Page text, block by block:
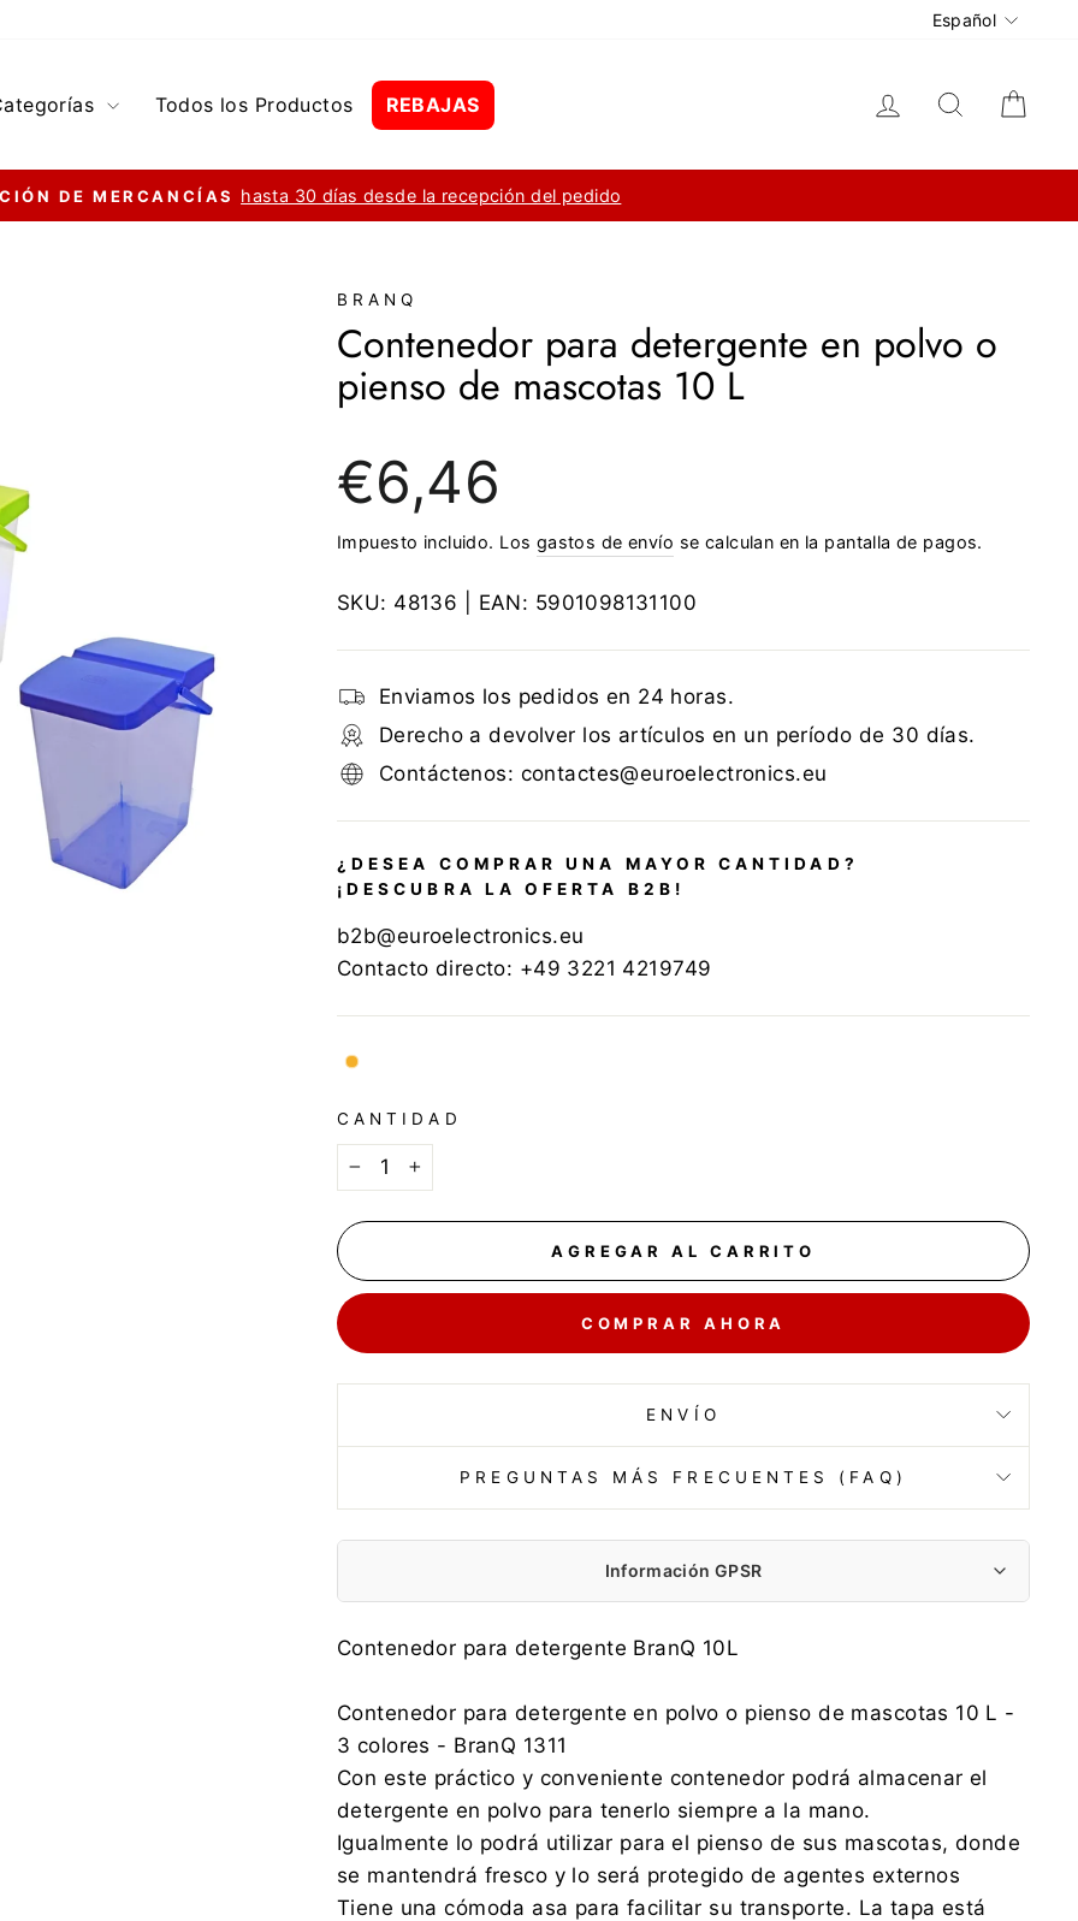
Idioma
Español
Todos los Productos REBAJAS Ingresar Buscar
diapositivas
DE MERCANCÍAS hasta 30 días desde la recepción del pedido
BRANQ
Contenedor para detergente en polvo o
pienso de mascotas 10 L
regular
€6,46
Impuesto incluido. Los gastos de envío se calculan en la pantalla de pagos.
SKU: 48136 | EAN: 5901098131100
Enviamos los pedidos en 24 horas.
Derecho a devolver los artículos en un período de 30 días.
Contáctenos: contactes@euroelectronics.eu
¿DESEA COMPRAR UNA MAYOR CANTIDAD?
¡DESCUBRA LA OFERTA B2B!
b2b@euroelectronics.eu
Contacto directo: +49 3221 4219749
CANTIDAD
AGREGAR AL CARRITO
COMPRAR AHORA
ENVÍO
PREGUNTAS MÁS FRECUENTES (FAQ)
Información GPSR
Fabricante:
BranQ Sp. z o.o.
Przemysłowa 10, 76-206 Redzikowo
+59 848 71 10
Importador:
Przemysłowa 10, 76-206 Redzikowo
office@branq.eu
+59 848 71 10
Contenedor para detergente BranQ 10L
Contenedor para detergente en polvo o pienso de mascotas 10 L -
3 colores - BranQ 1311
Con este práctico y conveniente contenedor podrá almacenar el
detergente en polvo para tenerlo siempre a la mano.
Igualmente lo podrá utilizar para el pienso de sus mascotas, donde
se mantendrá fresco y lo será protegido de agentes externos
Tiene una cómoda asa para facilitar su transporte. La tapa está